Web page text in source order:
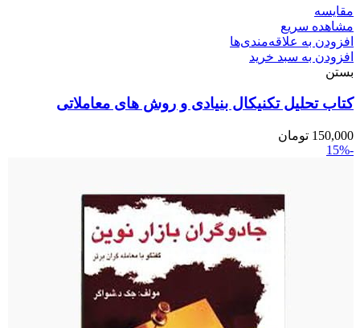
مقایسه
مشاهده سریع
افزودن به علاقه‌مندی‌ها
افزودن به سبد خرید
بستن
کتاب تحلیل تکنیکال بنیادی و روش های معاملاتی
150,000 تومان
-15%